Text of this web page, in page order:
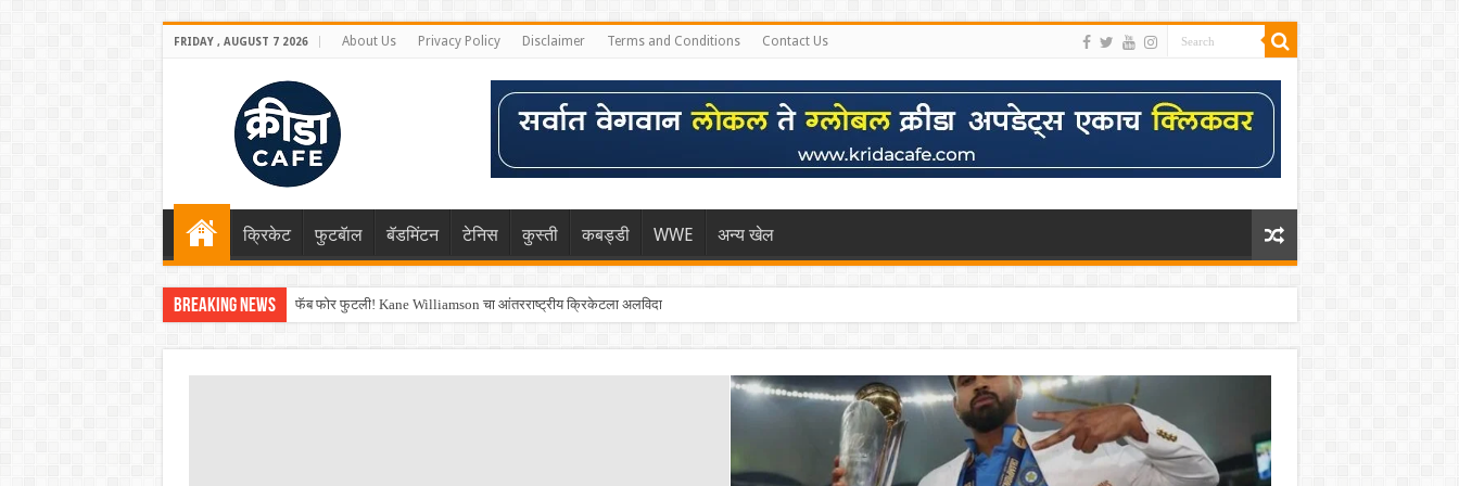
FRIDAY , AUGUST 7 2026 About Us Privacy Policy Disclaimer Terms and Conditions Contact Us
क्रिकेट फुटबॅाल बॅडमिंटन टेनिस कुस्ती कबड्डी WWE अन्य खेल
Breaking News फॅब फोर फुटली! Kane Williamson चा आंतरराष्ट्रीय क्रिकेटला अलविदा
Shreyas Iyer कॅप्टन झाला! टी20 ची पुन्हा मुंबईकराच्या खांद्यावर, एशियन गेम्स…